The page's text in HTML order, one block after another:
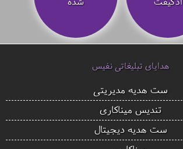
هدایای تبلیغاتی نفیس
ست هدیه مدیریتی
تندیس میناکاری
ست هدیه دیجیتال